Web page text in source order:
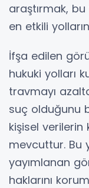
araştırmak,
en etkili
İfşa edilen
hukuki yolları
travmayı
suç olduğunu
kişisel verilerin
mevcuttur. Bu
yayımlanan
haklarını